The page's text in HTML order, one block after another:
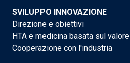
SVILUPPO INNOVAZIONE
Direzione e obiettivi
HTA e medicina basata sul valore
Cooperazione con l'industria